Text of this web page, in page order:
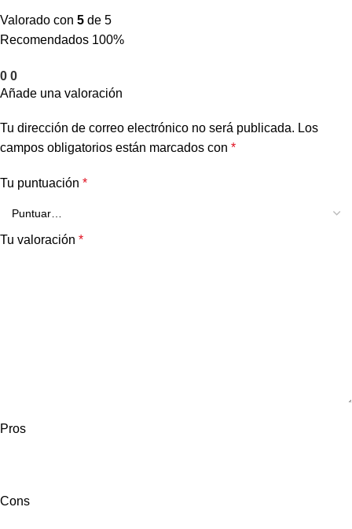
Valorado con 5 de 5
Recomendados 100%
0 0
Añade una valoración
Tu dirección de correo electrónico no será publicada. Los
campos obligatorios están marcados con *
Tu puntuación *
Tu valoración *
Pros
Cons